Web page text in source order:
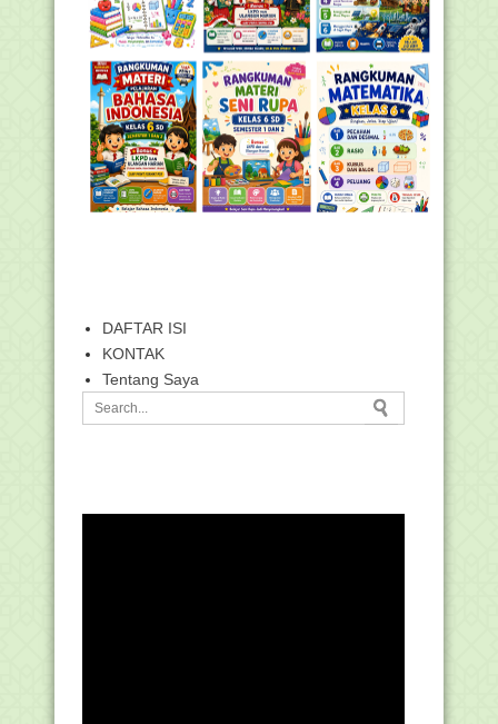
DAFTAR ISI
KONTAK
Tentang Saya